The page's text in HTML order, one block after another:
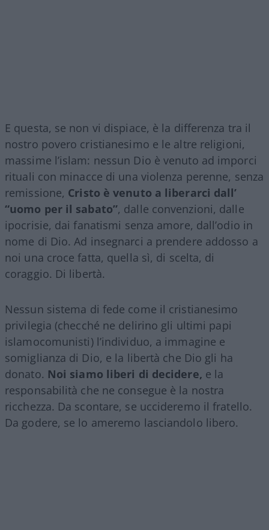
E questa, se non vi dispiace, è la differenza tra il
nostro povero cristianesimo e le altre religioni,
massime l’islam: nessun Dio è venuto ad imporci
rituali con minacce di una violenza perenne, senza
remissione, Cristo è venuto a liberarci dall’
“uomo per il sabato”, dalle convenzioni, dalle
ipocrisie, dai fanatismi senza amore, dall’odio in
nome di Dio. Ad insegnarci a prendere addosso a
noi una croce fatta, quella sì, di scelta, di
coraggio. Di libertà.
Nessun sistema di fede come il cristianesimo
privilegia (checché ne delirino gli ultimi papi
islamocomunisti) l’individuo, a immagine e
somiglianza di Dio, e la libertà che Dio gli ha
donato. Noi siamo liberi di decidere, e la
responsabilità che ne consegue è la nostra
ricchezza. Da scontare, se uccideremo il fratello.
Da godere, se lo ameremo lasciandolo libero.